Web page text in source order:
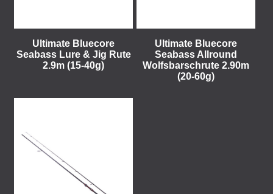
Ultimate Bluecore
Seabass Lure & Jig Rute
2.9m (15-40g)
Ultimate Bluecore
Seabass Allround
Wolfsbarschrute 2.90m
(20-60g)